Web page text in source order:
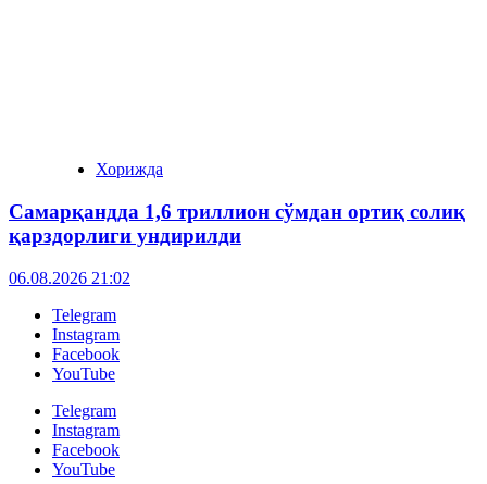
Хорижда
Самарқандда 1,6 триллион сўмдан ортиқ солиқ
қарздорлиги ундирилди
06.08.2026 21:02
Telegram
Instagram
Facebook
YouTube
Telegram
Instagram
Facebook
YouTube